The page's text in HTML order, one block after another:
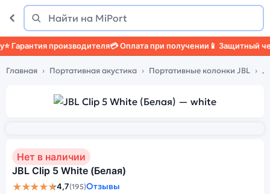
Поиск
Найти
производителя💳 Оплата при получении📱 Защитный
Главная Портативная акустика Портативные колонки JBL
Нет в наличии
JBL Clip 5 White (Белая)
★★★★★4,7(195)Отзывы